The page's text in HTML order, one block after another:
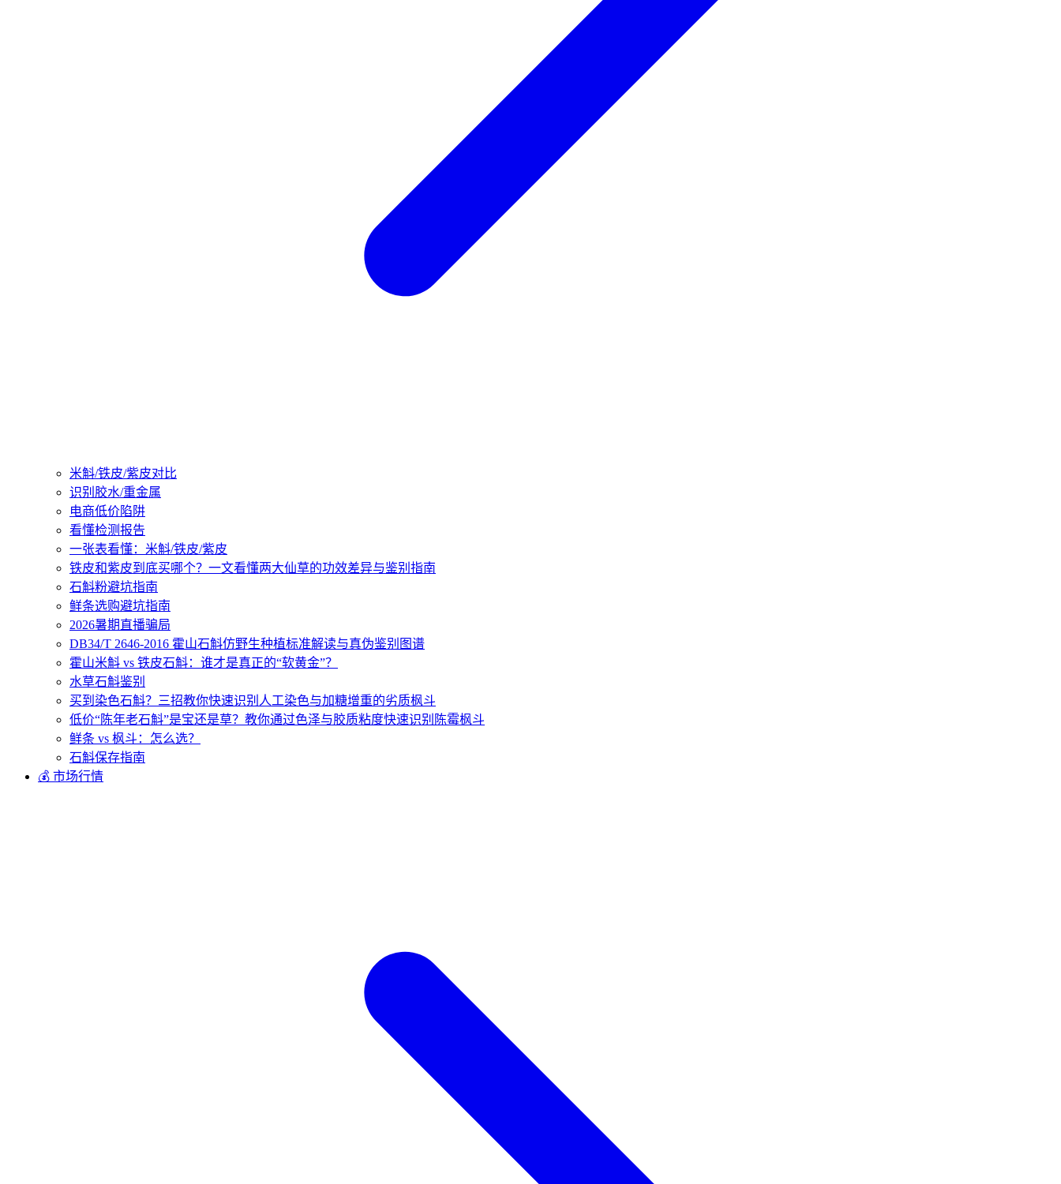
米斛/铁皮/紫皮对比
识别胶水/重金属
电商低价陷阱
看懂检测报告
一张表看懂：米斛/铁皮/紫皮
铁皮和紫皮到底买哪个？一文看懂两大仙草的功效差异与鉴别指南
石斛粉避坑指南
鲜条选购避坑指南
2026暑期直播骗局
DB34/T 2646-2016 霍山石斛仿野生种植标准解读与真伪鉴别图谱
霍山米斛 vs 铁皮石斛：谁才是真正的“软黄金”？
水草石斛鉴别
买到染色石斛？三招教你快速识别人工染色与加糖增重的劣质枫斗
低价“陈年老石斛”是宝还是草？教你通过色泽与胶质粘度快速识别陈霉枫斗
鲜条 vs 枫斗：怎么选？
石斛保存指南
💰 市场行情